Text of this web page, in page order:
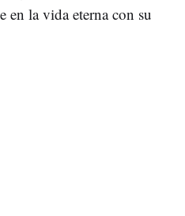
en la vida eterna con su